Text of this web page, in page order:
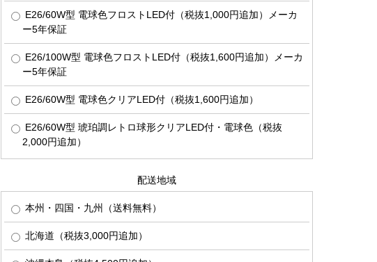
E26/60W型 電球色フロストLED付（税抜1,000円追加）メーカ
ー5年保証
E26/100W型 電球色フロストLED付（税抜1,600円追加）メーカ
ー5年保証
E26/60W型 電球色クリアLED付（税抜1,600円追加）
E26/60W型 琥珀調レトロ球形クリアLED付・電球色（税抜
2,000円追加）
配送地域
本州・四国・九州（送料無料）
北海道（税抜3,000円追加）